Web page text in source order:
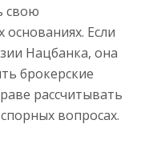
свою
Если
Нацбанка, она
брокерские
рассчитывать
вопросах.